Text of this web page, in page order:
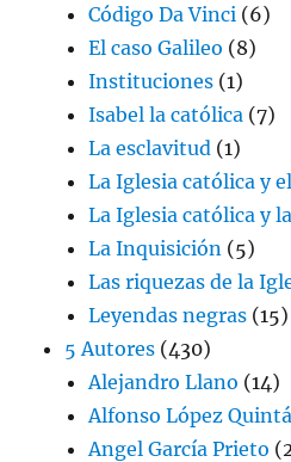
Código Da Vinci (6)
El caso Galileo (8)
Instituciones (1)
Isabel la católica (7)
La esclavitud (1)
La Iglesia católica y
La Iglesia católica y
La Inquisición (5)
Las riquezas de la
Leyendas negras (15)
5 Autores (430)
Alejandro Llano (14)
Alfonso López
Angel García Prieto